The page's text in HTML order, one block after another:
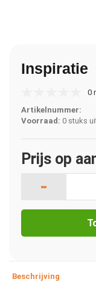
Inspiratie
0
Artikelnummer:
Voorraad: 0 stuks
Prijs op
-
Beschrijving